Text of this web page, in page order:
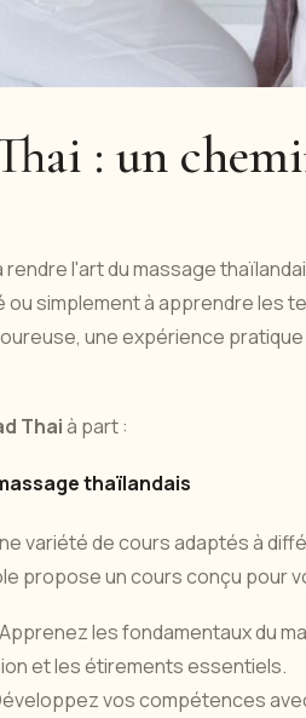
: un
rendre l'art du massage
simplement à apprendre les
une expérience
Thaià part :
thaïlandais
variété de cours adaptés à
propose un cours conçu pour
les fondamentaux du
et les étirements essentiels.
vos compétences